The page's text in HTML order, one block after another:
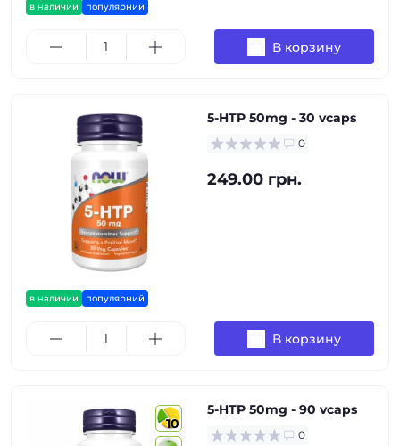
в наличии популярний
В корзину
в наличии популярний
5-HTP 50mg - 30 vcaps
0
249.00 грн.
В корзину
10
5-HTP 50mg - 90 vcaps
0